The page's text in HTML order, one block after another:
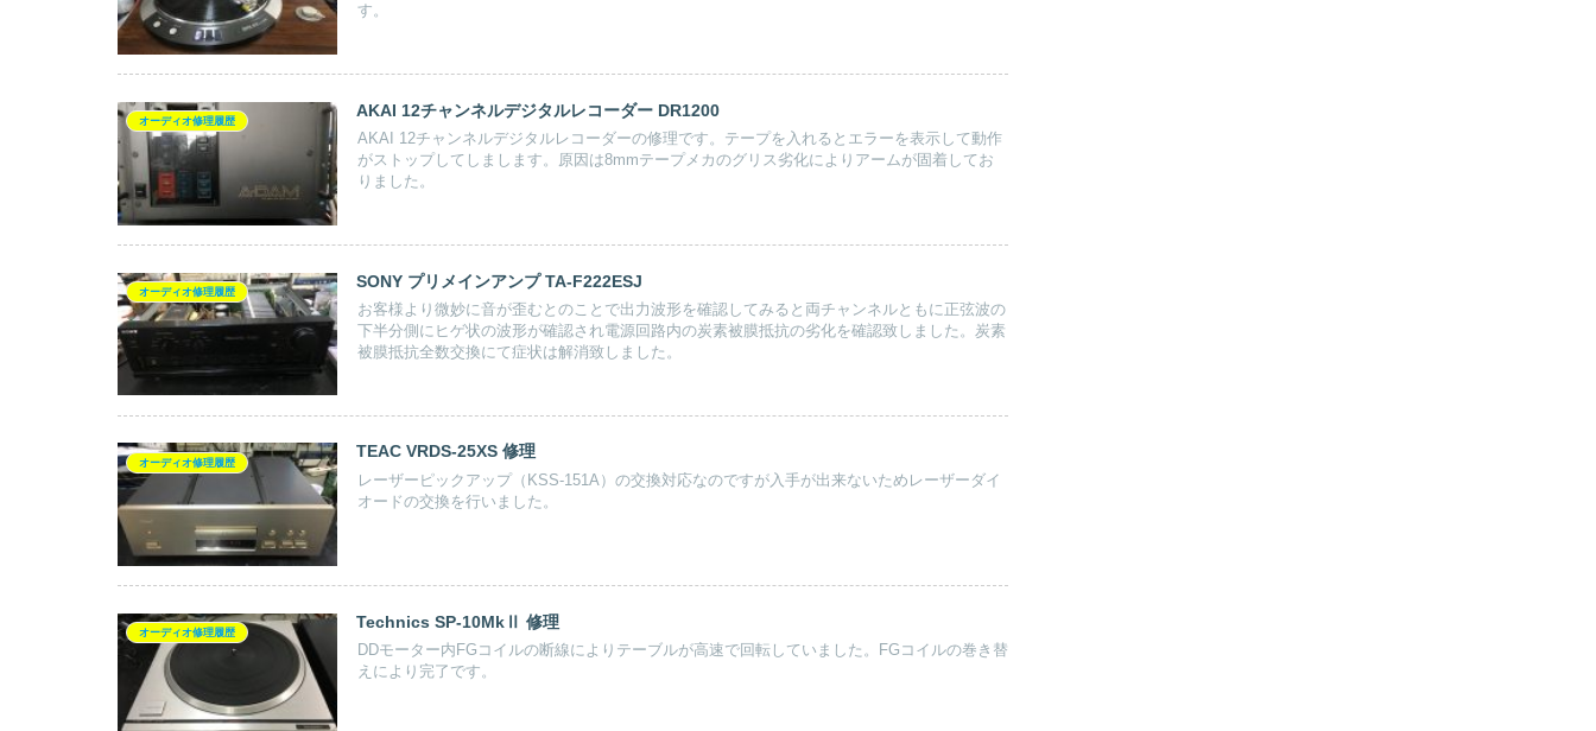
す。
オーディオ修理履歴
AKAI 12チャンネルデジタルレコーダー DR1200
AKAI 12チャンネルデジタルレコーダーの修理です。テープを入れるとエラーを表示して動作
がストップしてしまします。原因は8mmテープメカのグリス劣化によりアームが固着してお
りました。
オーディオ修理履歴
SONY プリメインアンプ TA-F222ESJ
お客様より微妙に音が歪むとのことで出力波形を確認してみると両チャンネルともに正弦波の
下半分側にヒゲ状の波形が確認され電源回路内の炭素被膜抵抗の劣化を確認致しました。炭素
被膜抵抗全数交換にて症状は解消致しました。
オーディオ修理履歴
TEAC VRDS-25XS 修理
レーザーピックアップ（KSS-151A）の交換対応なのですが入手が出来ないためレーザーダイ
オードの交換を行いました。
オーディオ修理履歴
Technics SP-10MkⅡ 修理
DDモーター内FGコイルの断線によりテーブルが高速で回転していました。FGコイルの巻き替
えにより完了です。